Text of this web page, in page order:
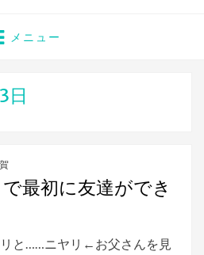
メニュー
日
最初に友達ができ
と……ニヤリ←お父さんを見